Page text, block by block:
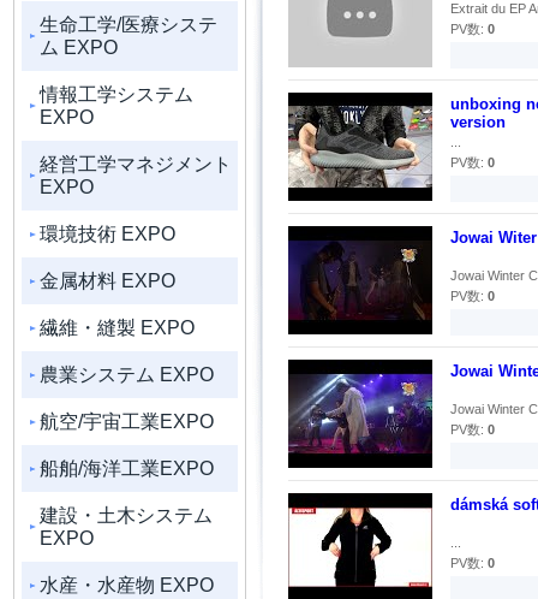
生命工学/医療システ
ム EXPO
情報工学システム
EXPO
経営工学マネジメント
EXPO
環境技術 EXPO
金属材料 EXPO
繊維・縫製 EXPO
農業システム EXPO
航空/宇宙工業EXPO
船舶/海洋工業EXPO
建設・土木システム
EXPO
水産・水産物 EXPO
Extrait du EP
PV数: 0
unboxing
version
PV数: 0
Jowai
Jowai Winter
PV数: 0
Jowai
Jowai Winter
PV数: 0
dámská
PV数: 0